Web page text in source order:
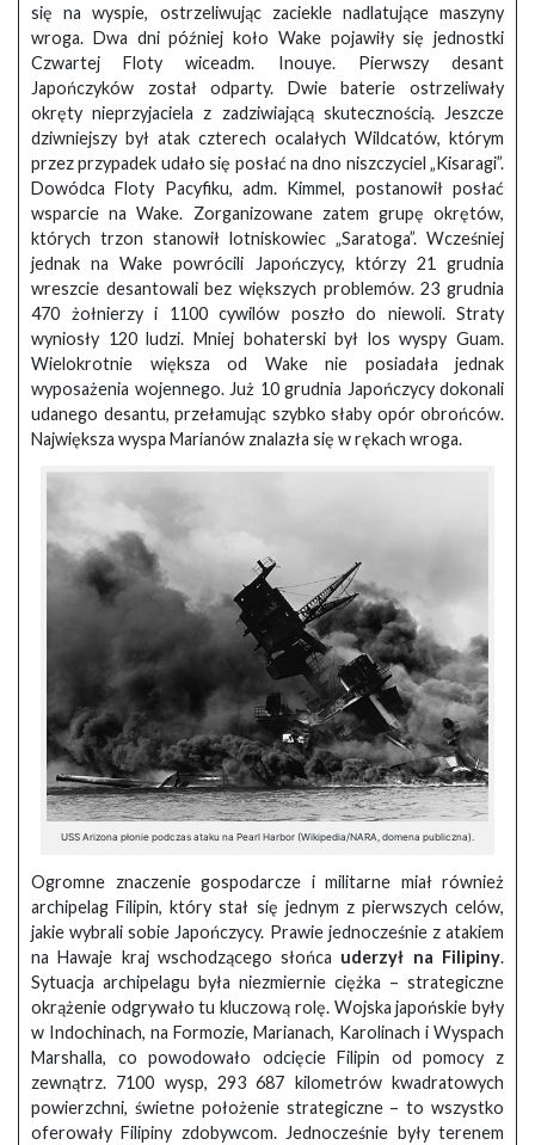
się na wyspie, ostrzeliwując zaciekle nadlatujące maszyny
wroga. Dwa dni później koło Wake pojawiły się jednostki
Czwartej Floty wiceadm. Inouye. Pierwszy desant
Japończyków został odparty. Dwie baterie ostrzeliwały
okręty nieprzyjaciela z zadziwiającą skutecznością. Jeszcze
dziwniejszy był atak czterech ocalałych Wildcatów, którym
przez przypadek udało się posłać na dno niszczyciel „Kisaragi”.
Dowódca Floty Pacyfiku, adm. Kimmel, postanowił posłać
wsparcie na Wake. Zorganizowane zatem grupę okrętów,
których trzon stanowił lotniskowiec „Saratoga”. Wcześniej
jednak na Wake powrócili Japończycy, którzy 21 grudnia
wreszcie desantowali bez większych problemów. 23 grudnia
470 żołnierzy i 1100 cywilów poszło do niewoli. Straty
wyniosły 120 ludzi. Mniej bohaterski był los wyspy Guam.
Wielokrotnie większa od Wake nie posiadała jednak
wyposażenia wojennego. Już 10 grudnia Japończycy dokonali
udanego desantu, przełamując szybko słaby opór obrońców.
Największa wyspa Marianów znalazła się w rękach wroga.
USS Arizona płonie podczas ataku na Pearl Harbor (Wikipedia/NARA, domena publiczna).
Ogromne znaczenie gospodarcze i militarne miał również
archipelag Filipin, który stał się jednym z pierwszych celów,
jakie wybrali sobie Japończycy. Prawie jednocześnie z atakiem
na Hawaje kraj wschodzącego słońca uderzył na Filipiny.
Sytuacja archipelagu była niezmiernie ciężka – strategiczne
okrążenie odgrywało tu kluczową rolę. Wojska japońskie były
w Indochinach, na Formozie, Marianach, Karolinach i Wyspach
Marshalla, co powodowało odcięcie Filipin od pomocy z
zewnątrz. 7100 wysp, 293 687 kilometrów kwadratowych
powierzchni, świetne położenie strategiczne – to wszystko
oferowały Filipiny zdobywcom. Jednocześnie były terenem